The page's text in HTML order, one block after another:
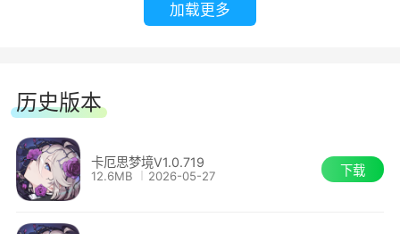
加载更多
历史版本
卡厄思梦境V1.0.719
12.6MB 2026-05-27 下载